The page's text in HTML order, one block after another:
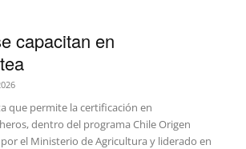
capacitan en
que permite la certificación en
dentro del programa Chile Origen
el Ministerio de Agricultura y liderado en